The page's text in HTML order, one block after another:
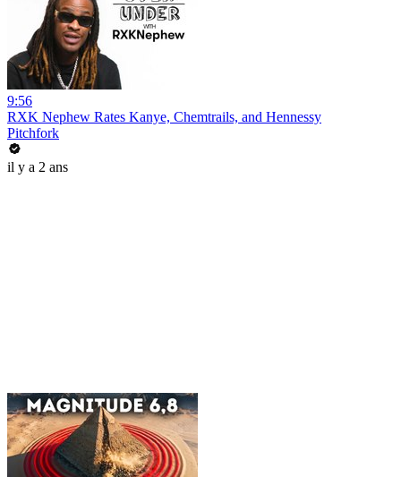
9:56
RXK Nephew Rates Kanye, Chemtrails, and Hennessy
Pitchfork
il y a 2 ans